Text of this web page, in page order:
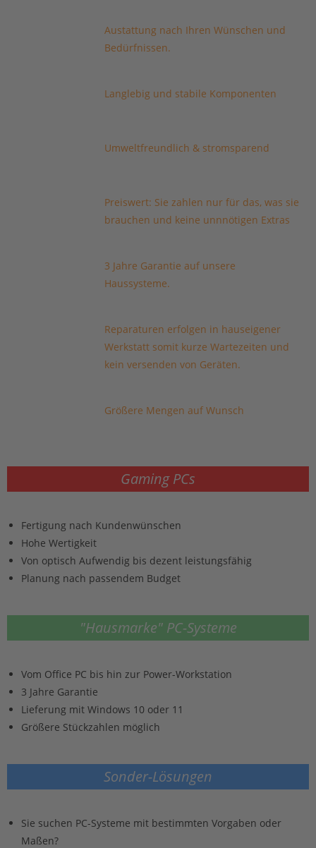
Austattung nach Ihren Wünschen und
Bedürfnissen.
Langlebig und stabile Komponenten
Umweltfreundlich & stromsparend
Preiswert: Sie zahlen nur für das, was sie
brauchen und keine unnnötigen Extras
3 Jahre Garantie auf unsere
Haussysteme.
Reparaturen erfolgen in hauseigener
Werkstatt somit kurze Wartezeiten und
kein versenden von Geräten.
Größere Mengen auf Wunsch
Gaming PCs
Fertigung nach Kundenwünschen
Hohe Wertigkeit
Von optisch Aufwendig bis dezent leistungsfähig
Planung nach passendem Budget
"Hausmarke" PC-Systeme
Vom Office PC bis hin zur Power-Workstation
3 Jahre Garantie
Lieferung mit Windows 10 oder 11
Größere Stückzahlen möglich
Sonder-Lösungen
Sie suchen PC-Systeme mit bestimmten Vorgaben oder
Maßen?